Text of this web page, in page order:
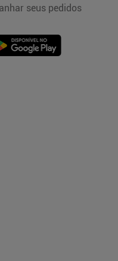
seus pedidos